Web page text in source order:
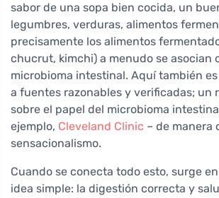
sabor de una sopa bien cocida, un
legumbres, verduras, alimentos
precisamente los alimentos
chucrut, kimchi) a menudo se asocian
microbioma intestinal. Aquí también
a fuentes razonables y verificadas; un
sobre el papel del microbioma
ejemplo, Cleveland Clinic – de manera
sensacionalismo.
Cuando se conecta todo esto, surge
idea simple: la digestión correcta y